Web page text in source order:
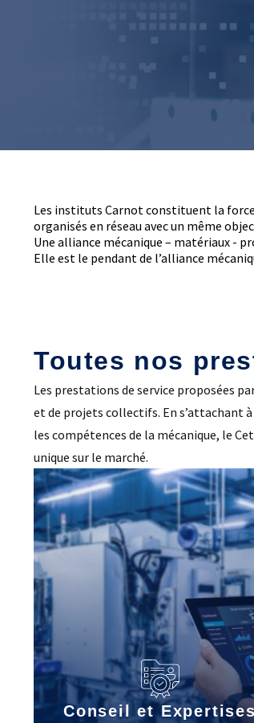
A l'international
Les instituts Carnot constituent la force
organisés en réseau avec un même
Une alliance mécanique – matériaux -
Elle est le pendant de l’alliance
Toutes nos
Les prestations de service proposées
et de projets collectifs. En s’attachant
les compétences de la mécanique, le
unique sur le marché.
Conseil et Expertises